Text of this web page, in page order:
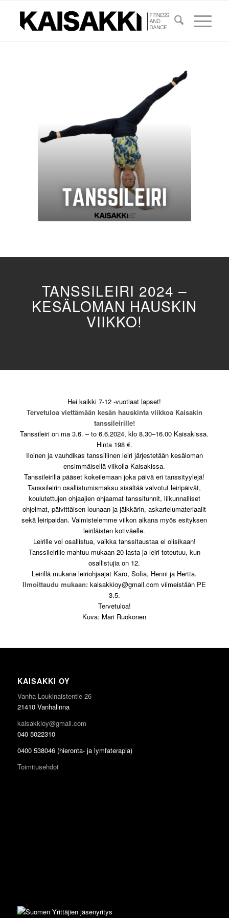
TANSSILEIRI 2024 –
KESÄLOMAN HAUSKIN
VIIKKO!
Hei kaikki 7-12 -vuotiaat lapset!
Tervetuloa viettämään kesän hauskinta viikkoa Kaisakin
tanssileirille!
Tanssileiri on ma 3.6. – to 6.6.2024, klo 8.30–16.00 Kaisakissa.
Hinta 198 €.
Iloinen ja vauhdikas tanssillinen leiri järjestetään kesäloman
ensimmäisellä viikolla Kaisakissa.
Tanssileirillä pääset kokeilemaan joka päivä eri tanssityylejä!
Tanssileirin osallistumismaksu sisältää valvotut leiripäivät,
koulutettujen ohjaajien ohjaamat tanssitunnit, liikunnalliset
ohjelmat, päivittäisen lounaan ja jälkkärin, askartelumateriaalit
sekä leiripaidan. Valmistelemme viikon aikana myös esityksen
leiriläisten kotiväelle.
Leirille voi osallistua, vaikka tanssitaustaa ei olisikaan!
Tanssileirille mahtuu mukaan 20 lasta ja leiri toteutuu, kun
osallistujia on 12.
Leirillä mukana leiriohjaajat Karo, Sofia, Henni ja Hertta.
Ilmoittaudu mukaan: kaisakkioy@gmail.com viimeistään PE
3.5.
Tervetuloa!
Kuva: Mari Ruokonen
KAISAKKI OY
Vanha Loukinaistentie 26
21410 Vanhalinna
kaisakkioy@gmail.com
040 5022310
0400 538046 (hieronta- ja lymfaterapia)
Toimitusehdot